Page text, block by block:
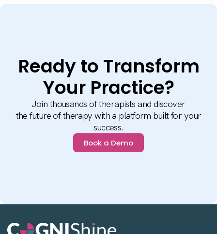
Ready to Transform
Your Practice?
Join thousands of therapists and discover
the future of therapy with a platform built for your
success.
Book a Demo